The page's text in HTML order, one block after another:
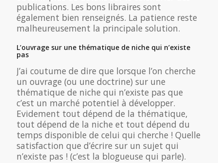
publications. Les bons libraires sont
également bien renseignés. La patience reste
malheureusement la principale solution.
L’ouvrage sur une thématique de niche qui n’existe
pas
J’ai coutume de dire que lorsque l’on cherche
un ouvrage (ou une doctrine) sur une
thématique de niche qui n’existe pas que
c’est un marché potentiel à développer.
Evidement tout dépend de la thématique,
tout dépend de la niche et tout dépend du
temps disponible de celui qui cherche ! Quelle
satisfaction que d’écrire sur un sujet qui
n’existe pas ! (c’est la blogueuse qui parle).